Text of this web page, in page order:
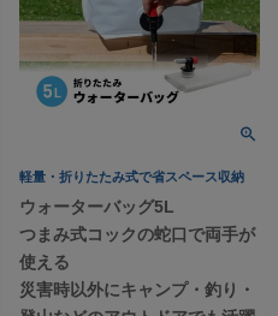
軽量・折りたたみ式で省スペース収納
ウォーターバッグ5L
つまみ式コックの蛇口で両手が
使える
災害時以外にキャンプ・釣り・